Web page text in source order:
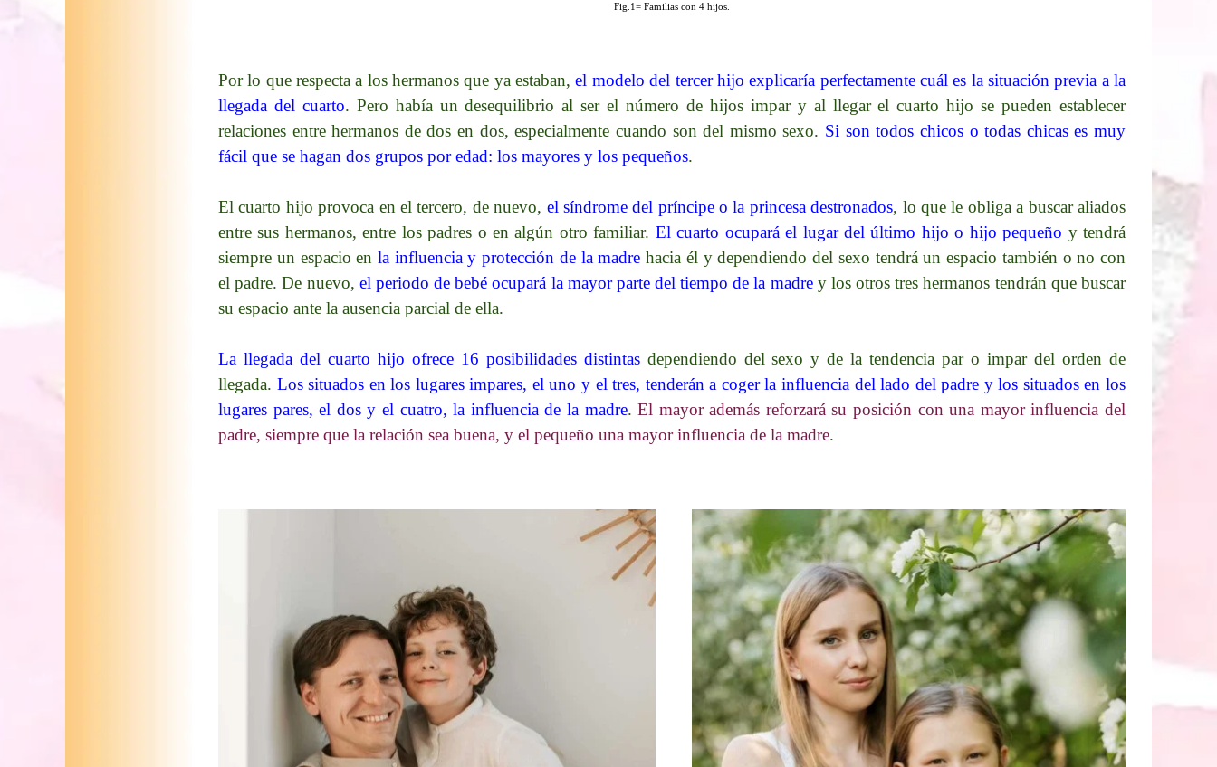
Fig.1= Familias con 4 hijos.
Por lo que respecta a los hermanos que ya estaban,el modelo del tercer hijo explicaría perfectamente cuál es la situación previa a la
llegada del cuarto. Pero había un desequilibrio al ser el número de hijos impar y al llegar el cuarto hijo se pueden establecer
relaciones entre hermanos de dos en dos, especialmente cuando son del mismo sexo. Si son todos chicos o todas chicas es muy
fácil que se hagan dos grupos por edad: los mayores y los pequeños.
El cuarto hijo provoca en el tercero, de nuevo, el síndrome del príncipe o la princesa destronados, lo que le obliga a buscar aliados
entre sus hermanos, entre los padres o en algún otro familiar. El cuarto ocupará el lugar del último hijo o hijo pequeño y tendrá
siempre un espacio en la influencia y protección de la madre hacia él y dependiendo del sexo tendrá un espacio también o no con
el padre. De nuevo, el periodo de bebé ocupará la mayor parte del tiempo de la madrey los otros tres hermanos tendrán que buscar
su espacio ante la ausencia parcial de ella.
La llegada del cuarto hijo ofrece 16 posibilidades distintasdependiendo del sexo y de la tendencia par o impar del orden de
llegada. Los situados en los lugares impares, el uno y el tres, tenderán a coger la influencia del lado del padre y los situados en los
lugares pares, el dos y el cuatro, la influencia de la madre.El mayor además reforzará su posición con una mayor influencia del
padre, siempre que la relación sea buena, y el pequeño una mayor influencia de la madre.